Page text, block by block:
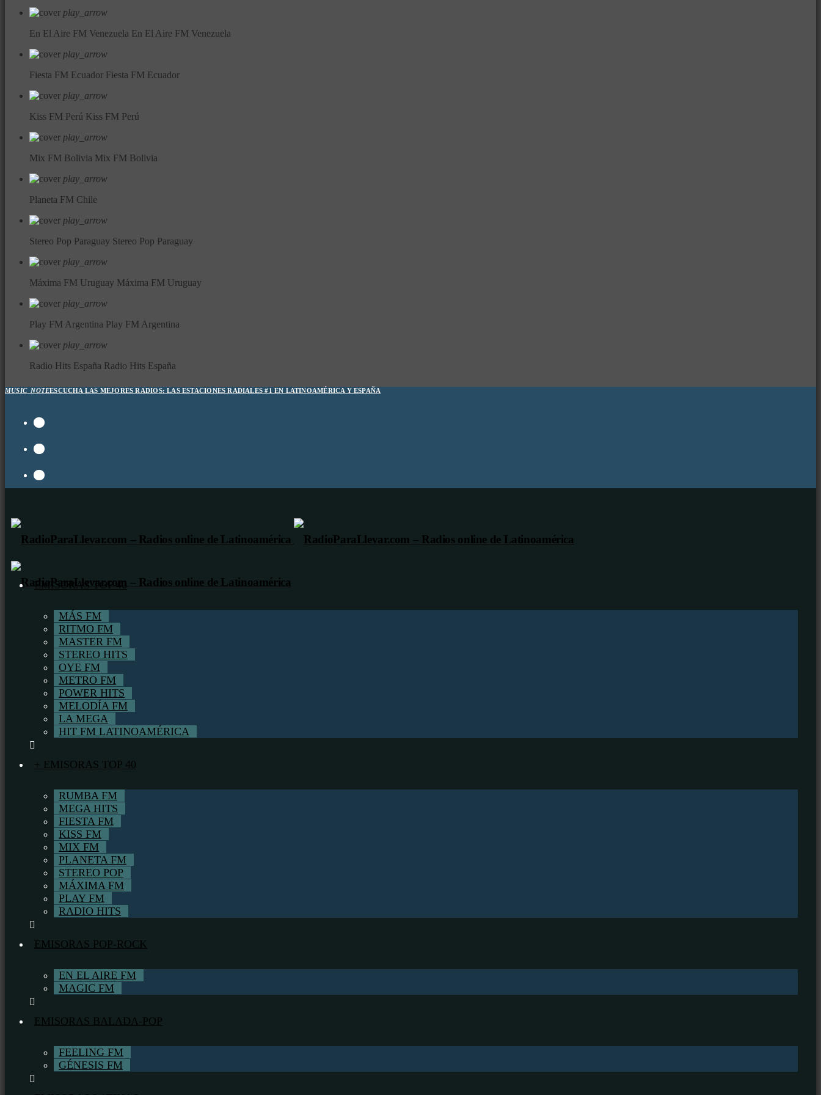
play_arrow
En El Aire FM Venezuela En El Aire FM Venezuela
play_arrow
Fiesta FM Ecuador Fiesta FM Ecuador
play_arrow
Kiss FM Perú Kiss FM Perú
play_arrow
Mix FM Bolivia Mix FM Bolivia
play_arrow
Planeta FM Chile
play_arrow
Stereo Pop Paraguay Stereo Pop Paraguay
play_arrow
Máxima FM Uruguay Máxima FM Uruguay
play_arrow
Play FM Argentina Play FM Argentina
play_arrow
Radio Hits España Radio Hits España
MUSIC_NOTEESCUCHA LAS MEJORES RADIOS:LAS ESTACIONES RADIALES #1 EN LATINOAMÉRICA Y ESPAÑA
EMISORAS TOP 40
MÁS FM
RITMO FM
MASTER FM
STEREO HITS
OYE FM
METRO FM
POWER HITS
MELODÍA FM
LA MEGA
HIT FM LATINOAMÉRICA
+ EMISORAS TOP 40
RUMBA FM
MEGA HITS
FIESTA FM
KISS FM
MIX FM
PLANETA FM
STEREO POP
MÁXIMA FM
PLAY FM
RADIO HITS
EMISORAS POP-ROCK
EN EL AIRE FM
MAGIC FM
EMISORAS BALADA-POP
FEELING FM
GÉNESIS FM